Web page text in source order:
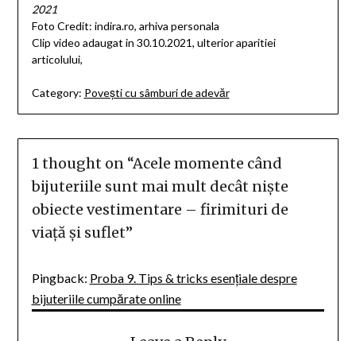
2021
Foto Credit: indira.ro, arhiva personala
Clip video adaugat in 30.10.2021, ulterior aparitiei
articolului,
Category: Povești cu sâmburi de adevăr
1 thought on “Acele momente când
bijuteriile sunt mai mult decât niște
obiecte vestimentare – firimituri de
viață și suflet”
Pingback: Proba 9. Tips & tricks esențiale despre
bijuteriile cumpărate online